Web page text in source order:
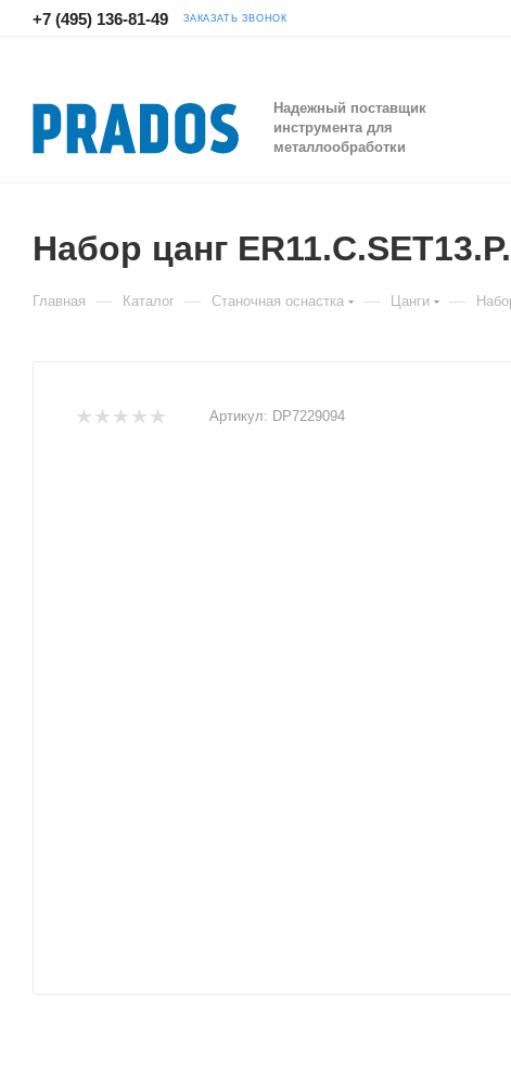
+7 (495) 136-81-49 ЗАКАЗАТЬ ЗВОНОК
Надежный поставщик
инструмента для
металлообработки
Набор цанг
Главная — Каталог — Станочная оснастка — Цанги —
Артикул: DP7229094